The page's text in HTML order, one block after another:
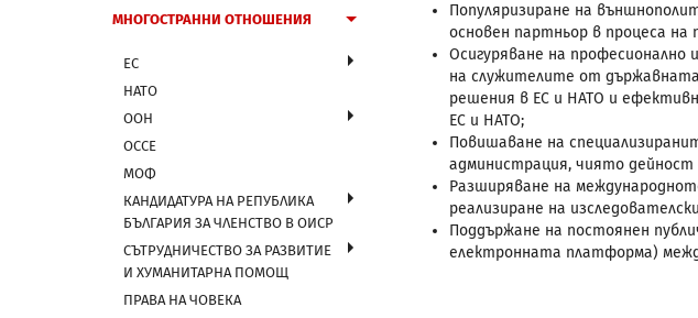
МНОГОСТРАННИ ОТНОШЕНИЯ
ЕС
НАТО
ООН
ОССЕ
МОФ
КАНДИДАТУРА НА РЕПУБЛИКА
БЪЛГАРИЯ ЗА ЧЛЕНСТВО В ОИСР
СЪТРУДНИЧЕСТВО ЗА РАЗВИТИЕ
И ХУМАНИТАРНА ПОМОЩ
ПРАВА НА ЧОВЕКА
Популяризиране на
основен партньор в процеса
Осигуряване на професионално
на служителите от
решения в ЕС и НАТО и
ЕС и НАТО;
Повишаване на
администрация, чиято дейност
Разширяване на
реализиране на
Поддържане на постоянен
електронната платформа)